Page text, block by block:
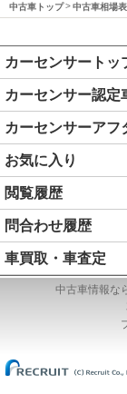
中古車トップ 中古車相場表
カーセンサートッ
カーセンサー認定
カーセンサーアフ
お気に入り
閲覧履歴
問合わせ履歴
車買取・車査定
中古車情報な